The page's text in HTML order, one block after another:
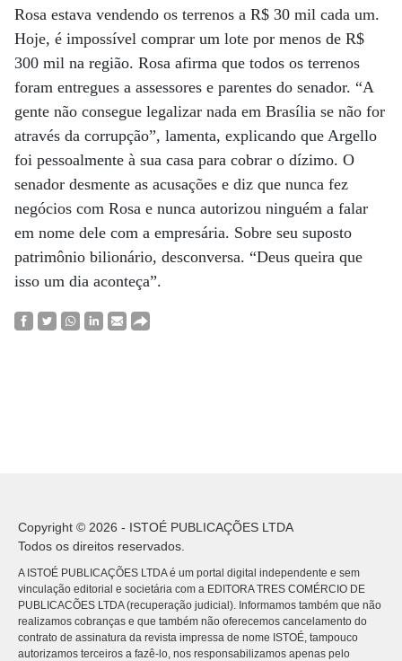
Rosa estava vendendo os terrenos a R$ 30 mil cada um.
Hoje, é impossível comprar um lote por menos de R$
300 mil na região. Rosa afirma que todos os terrenos
foram entregues a assessores e parentes do senador. “A
gente não consegue legalizar nada em Brasília se não for
através da corrupção”, lamenta, explicando que Argello
foi pessoalmente à sua casa para cobrar o dízimo. O
senador desmente as acusações e diz que nunca fez
negócios com Rosa e nunca autorizou ninguém a falar
em nome dele com a empresária. Sobre seu suposto
patrimônio bilionário, desconversa. “Deus queira que
isso um dia aconteça”.
Copyright © 2026 - ISTOÉ PUBLICAÇÕES LTDA
Todos os direitos reservados.
A ISTOÉ PUBLICAÇÕES LTDA é um portal digital independente e sem
vinculação editorial e societária com a EDITORA TRES COMÉRCIO DE
PUBLICACÕES LTDA (recuperação judicial). Informamos também que não
realizamos cobranças e que também não oferecemos cancelamento do
contrato de assinatura da revista impressa de nome ISTOÉ, tampouco
autorizamos terceiros a fazê-lo, nos responsabilizamos apenas pelo